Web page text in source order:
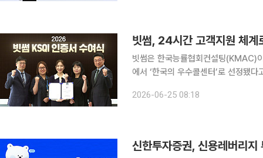
빗썸, 24시간 고객지원 체계
빗썸은 한국능률협회컨설팅(KMAC)
에서 ‘한국의 우수콜센터’로 선정됐
객 편의성과 상담 전문성을 높이는 데
2026-06-25 08:18
신한투자증권, 신용레버리